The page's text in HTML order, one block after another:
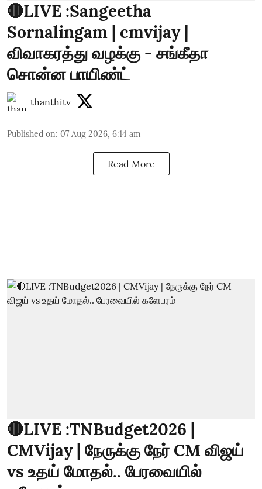
🔴LIVE :Sangeetha
Sornalingam | cmvijay |
விவாகரத்து வழக்கு - சங்கீதா
சொன்ன பாயிண்ட்
thanthitv
Published on: 07 Aug 2026, 6:14 am
Read More
🔴LIVE :TNBudget2026 |
CMVijay | நேருக்கு நேர் CM விஜய்
vs உதய் மோதல்.. பேரவையில்